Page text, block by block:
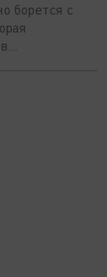
борется с